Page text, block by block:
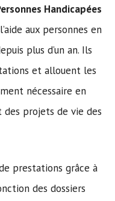
Handicapées
aux personnes en
plus d’un an. Ils
et allouent les
nécessaire en
des projets de vie des
prestations grâce à
des dossiers